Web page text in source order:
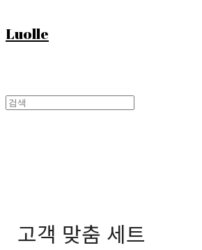
Luolle
고객 맞춤 세트